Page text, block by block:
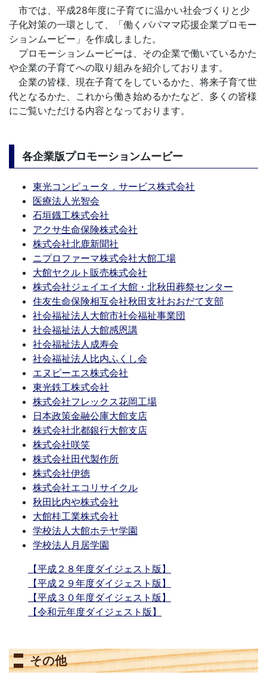
市では、平成28年度に子育てに温かい社会づくりと少
子化対策の一環として、「働くパパママ応援企業プロモー
ションムービー」を作成しました。
プロモーションムービーは、その企業で働いているかた
や企業の子育てへの取り組みを紹介しております。
企業の皆様、現在子育てをしているかた、将来子育て世
代となるかた、これから働き始めるかたなど、多くの皆様
にご覧いただける内容となっております。
各企業版プロモーションムービー
東光コンピュータ．サービス株式会社
医療法人光智会
石垣鐡工株式会社
アクサ生命保険株式会社
株式会社北鹿新聞社
ニプロファーマ株式会社大館工場
大館ヤクルト販売株式会社
株式会社ジェイエイ大館・北秋田葬祭センター
住友生命保険相互会社秋田支社おおだて支部
社会福祉法人大館市社会福祉事業団
社会福祉法人大館感恩講
社会福祉法人成寿会
社会福祉法人比内ふくし会
エヌピーエス株式会社
東光鉄工株式会社
株式会社フレックス花岡工場
日本政策金融公庫大館支店
株式会社北都銀行大館支店
株式会社咲笑
株式会社田代製作所
株式会社伊徳
株式会社エコリサイクル
秋田比内や株式会社
大館桂工業株式会社
学校法人大館ホテヤ学園
学校法人月居学園
【平成２８年度ダイジェスト版】
【平成２９年度ダイジェスト版】
【平成３０年度ダイジェスト版】
【令和元年度ダイジェスト版】
その他